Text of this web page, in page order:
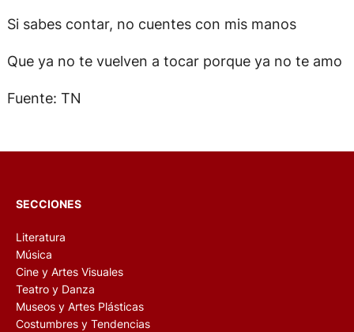
Si sabes contar, no cuentes con mis manos
Que ya no te vuelven a tocar porque ya no te amo
Fuente: TN
SECCIONES
Literatura
Música
Cine y Artes Visuales
Teatro y Danza
Museos y Artes Plásticas
Costumbres y Tendencias